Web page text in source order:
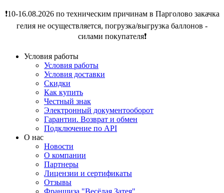
❗️10-16.08.2026 по техническим причинам в Парголово закачка
гелия не осуществляется, погрузка/выгрузка баллонов -
силами покупателя❗️
Условия работы
Условия работы
Условия доставки
Скидки
Как купить
Честный знак
Электронный документооборот
Гарантии. Возврат и обмен
Подключение по API
О нас
Новости
О компании
Партнеры
Лицензии и сертификаты
Отзывы
Франшиза "Весёлая Затея"